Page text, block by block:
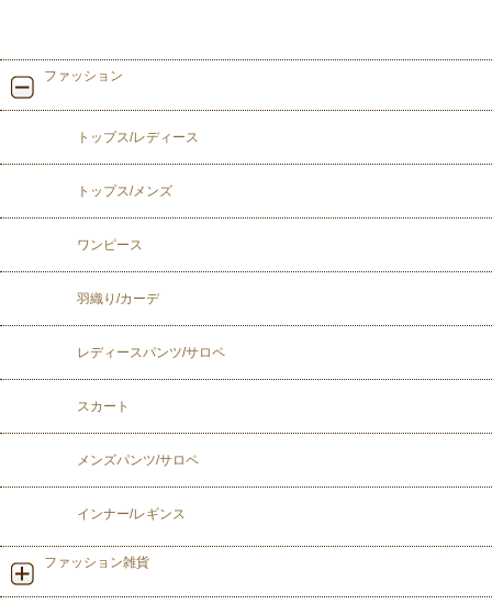
ファッション
トップス/レディース
トップス/メンズ
ワンピース
羽織り/カーデ
レディースパンツ/サロペ
スカート
メンズパンツ/サロペ
インナー/レギンス
ファッション雑貨